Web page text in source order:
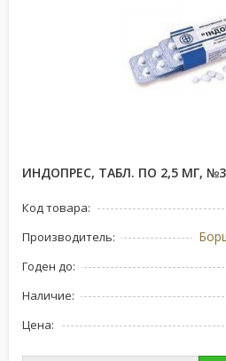
ИНДОПРЕС, ТАБЛ. ПО 2,5 МГ,
Код товара:
Производитель:
Годен до:
Наличие:
Цена: